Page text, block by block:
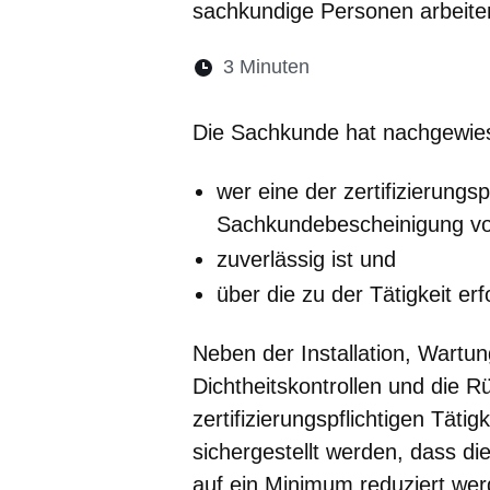
sachkundige Personen
Lesedauer:
3 Minuten
Die Sachkunde hat
wer eine der
Sachkundebescheinigung
zuverlässig ist und
über die zu der Tätigkeit
Neben der Installation,
Dichtheitskontrollen und die
zertifizierungspflichtigen
sichergestellt werden, dass
auf ein Minimum reduziert